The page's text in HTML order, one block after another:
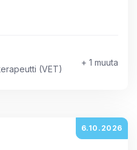
(VET)
+ 1 muuta
6.10.2026